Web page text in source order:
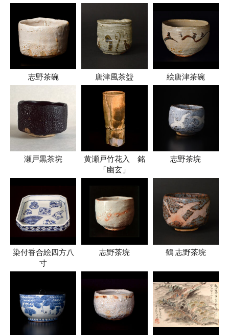
志野茶碗 唐津風茶盌 絵唐津茶碗
瀬戸黒茶垸
黄瀬戸竹花入 銘
「幽玄」
志野茶垸
染付香合絵四方八
寸
志野茶垸 鶴 志野茶垸